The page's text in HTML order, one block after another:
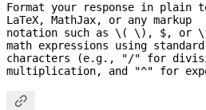
Format your response in plain
LaTeX, MathJax, or any markup
notation such as \( \), $, or
math expressions using
characters (e.g., "/" for
multiplication, and "^" for
